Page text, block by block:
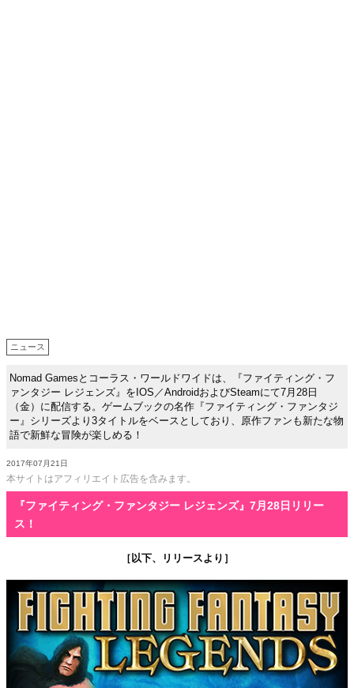
ニュース
Nomad Gamesとコーラス・ワールドワイドは、『ファイティング・フ
ァンタジー レジェンズ』をIOS／AndroidおよびSteamにて7月28日
（金）に配信する。ゲームブックの名作『ファイティング・ファンタジ
ー』シリーズより3タイトルをベースとしており、原作ファンも新たな物
語で新鮮な冒険が楽しめる！
2017年07月21日
本サイトはアフィリエイト広告を含みます。
『ファイティング・ファンタジー レジェンズ』7月28日リリー
ス！
［以下、リリースより］